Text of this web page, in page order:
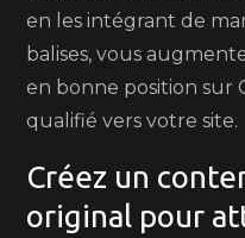
en les intégrant de
balises, vous
en bonne position sur
qualifié vers votre site.
Créez un
original pour